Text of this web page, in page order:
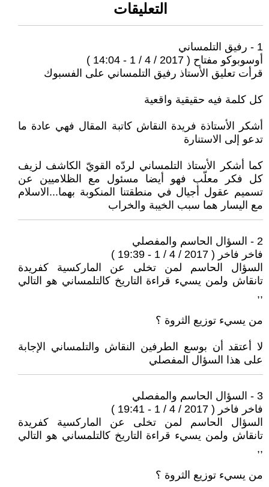
التعليقات
1 - رفيق التلمساني
أوسوبوكو مفتاح ( 2017 / 4 / 1 - 14:04 )
قرأت تعليق الأستاذ رفيق التلمساني على الفسبوك
كل كلمة فيه حقيقية واقعية
أشكر الأستاذة فريدة النقاش كاتبة المقال فهي عادة ما
تدعو إلى الاستنارة
كما أشكر الأستاذ التلمساني لردّه القويّ الكاشف لزيف
كل فكر معلّب فهو أيضا مسئول مع الظلاميين عن
تسميم عقول أجيال في منطقتنا المنكوبة بهما...الاسلام
مع اليسار هما سبب الخيبة والخراب
2 - السؤال الحاسم والمفصلي
فاخر فاخر ( 2017 / 4 / 1 - 19:39 )
السؤال الحاسم لمن تخلى عن الماركسية كفريدة
تانقاش ولمن يسيء قراءة التاريخ كالتلمساني هو التالي
,,
من يسيء توزيع الثروة ؟
لا أعتقد أن بوسع الطرفين النقاش والتلمساني الإجابة
على هذا السؤال المفصلي
3 - السؤال الحاسم والمفصلي
فاخر فاخر ( 2017 / 4 / 1 - 19:41 )
السؤال الحاسم لمن تخلى عن الماركسية كفريدة
تانقاش ولمن يسيء قراءة التاريخ كالتلمساني هو التالي
,,
من يسيء توزيع الثروة ؟